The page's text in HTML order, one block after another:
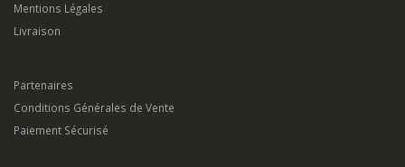
Mentions Légales
Livraison
Partenaires
Conditions Générales de Vente
Paiement Sécurisé